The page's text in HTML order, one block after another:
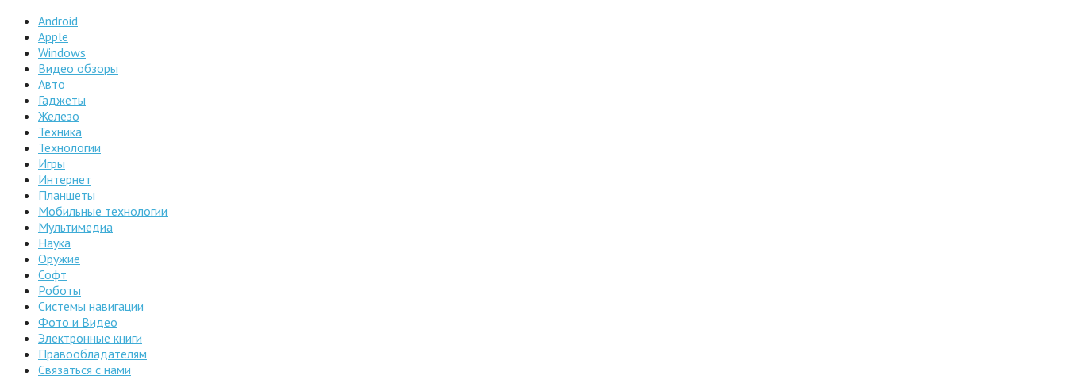
Android
Apple
Windows
Видео обзоры
Авто
Гаджеты
Железо
Техника
Технологии
Игры
Интернет
Планшеты
Мобильные технологии
Мультимедиа
Наука
Оружие
Софт
Роботы
Системы навигации
Фото и Видео
Электронные книги
Правообладателям
Связаться с нами